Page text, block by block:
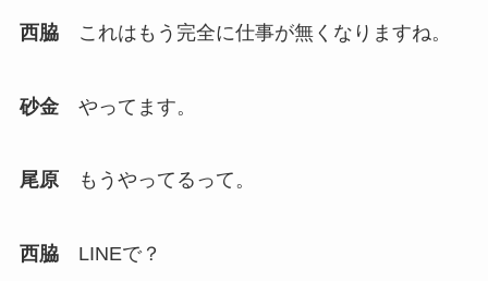
西脇これはもう完全に仕事が無くなりますね。
砂金やってます。
尾原もうやってるって。
西脇LINEで？